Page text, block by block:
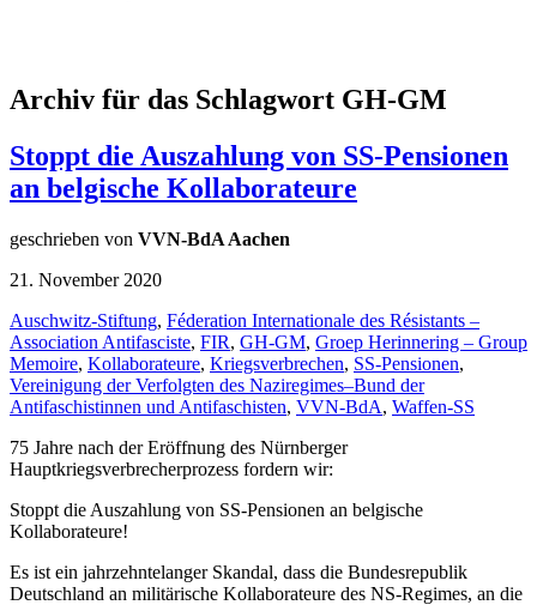
Archiv für das Schlagwort GH-GM
Stoppt die Auszahlung von SS-Pensionen
an belgische Kollaborateure
geschrieben von VVN-BdA Aachen
21. November 2020
Auschwitz-Stiftung, Féderation Internationale des Résistants –
Association Antifasciste, FIR, GH-GM, Groep Herinnering – Group
Memoire, Kollaborateure, Kriegsverbrechen, SS-Pensionen,
Vereinigung der Verfolgten des Naziregimes–Bund der
Antifaschistinnen und Antifaschisten, VVN-BdA, Waffen-SS
75 Jahre nach der Eröffnung des Nürnberger
Hauptkriegsverbrecherprozess fordern wir:
Stoppt die Auszahlung von SS-Pensionen an belgische
Kollaborateure!
Es ist ein jahrzehntelanger Skandal, dass die Bundesrepublik
Deutschland an militärische Kollaborateure des NS-Regimes, an die